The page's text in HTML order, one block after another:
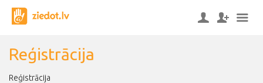
Reģistrācija
Reģistrācija